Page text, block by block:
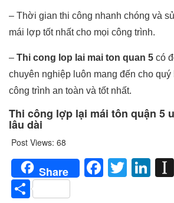
– Thời gian thi công nhanh chóng và
mái lợp tốt nhất cho mọi công trình.
– Thi cong lop lai mai ton quan 5 có
chuyên nghiệp luôn mang đến cho
công trình an toàn và tốt nhất.
Thi công lợp lại mái tôn quận 5
lâu dài
Post Views: 68
Share
Share